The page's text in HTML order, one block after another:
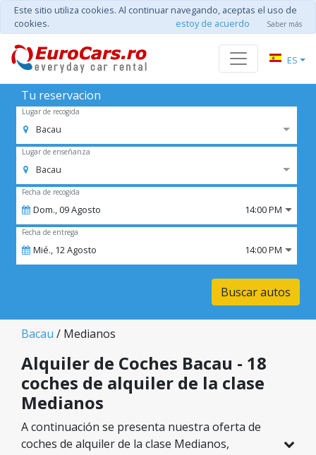
Este sitio utiliza cookies. Al continuar navegando, aceptas el uso de
cookies.
estoy de acuerdo Saber más
ES
Tu reservacion
Lugar de recogida
Bacau
Lugar de enseñanza
Bacau
Fecha de recogida
Dom.,09Agosto 14:00 PM
Fecha de entrega
Mié., 12Agosto 14:00 PM
Buscar autos
Bacau / Medianos
Alquiler de Coches Bacau - 18
coches de alquiler de la clase
Medianos
A continuación se presenta nuestra oferta de
coches de alquiler de la clase Medianos,